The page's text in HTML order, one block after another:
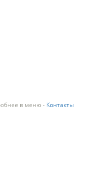
в меню - Контакты